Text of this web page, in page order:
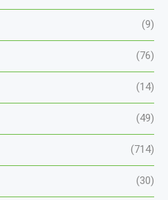
(9)
(76)
(14)
(49)
(714)
(30)